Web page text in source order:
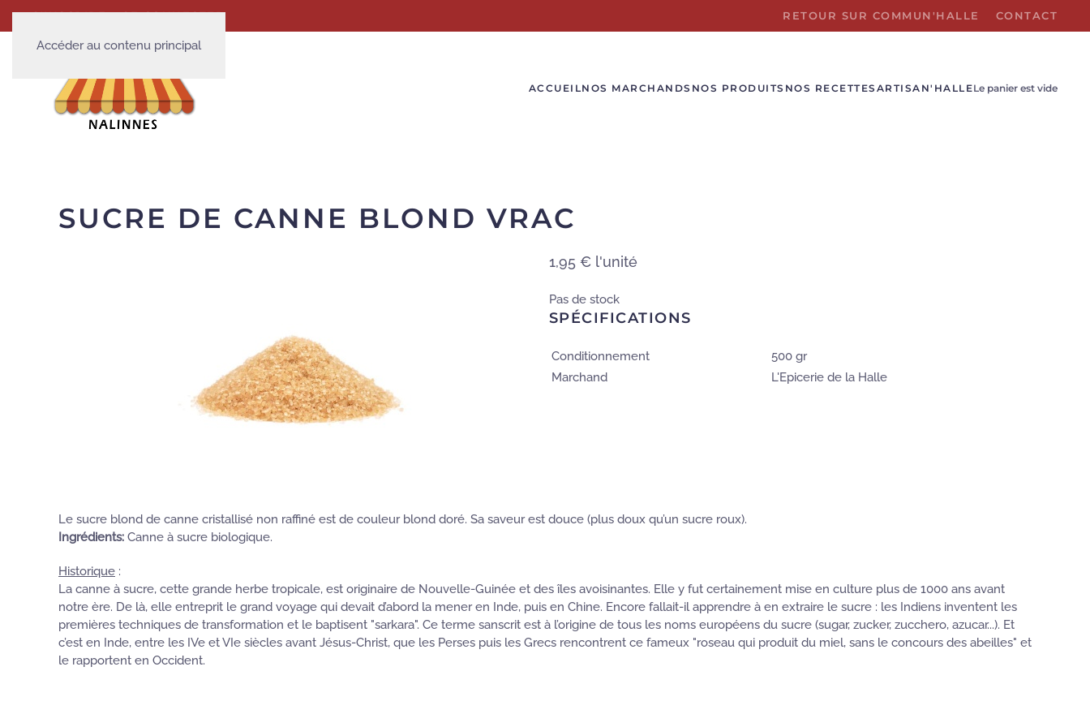
Accéder au contenu principal
S'INSCRIRE SE CONNECTER RETOUR SUR COMMUN'HALLE CONTACT
ACCUEILNOS MARCHANDS NOS PRODUITS NOS RECETTES ARTISAN'HALLELe panier est vide
SUCRE DE CANNE BLOND VRAC
1,95 € l'unité
Pas de stock
SPÉCIFICATIONS
Conditionnement
500 gr
Marchand
L'Epicerie de la Halle
Le sucre blond de canne cristallisé non raffiné est de couleur blond doré. Sa saveur est douce (plus doux qu’un sucre roux).
Ingrédients: Canne à sucre biologique.
Historique :
La canne à sucre, cette grande herbe tropicale, est originaire de Nouvelle-Guinée et des îles avoisinantes. Elle y fut certainement mise en culture plus de 1000 ans avant
notre ère. De là, elle entreprit le grand voyage qui devait d’abord la mener en Inde, puis en Chine. Encore fallait-il apprendre à en extraire le sucre : les Indiens inventent les
premières techniques de transformation et le baptisent "sarkara". Ce terme sanscrit est à l’origine de tous les noms européens du sucre (sugar, zucker, zucchero, azucar...). Et
c’est en Inde, entre les IVe et VIe siècles avant Jésus-Christ, que les Perses puis les Grecs rencontrent ce fameux "roseau qui produit du miel, sans le concours des abeilles" et
le rapportent en Occident.